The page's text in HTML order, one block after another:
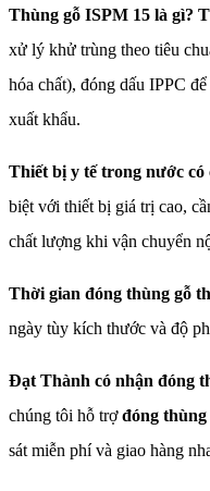
Thùng gỗ ISPM 15 là gì?
xử lý khử trùng theo tiêu
hóa chất), đóng dấu IPPC
xuất khẩu.
Thiết bị y tế trong nước có
biệt với thiết bị giá trị cao,
chất lượng khi vận chuyển
Thời gian đóng thùng gỗ
ngày tùy kích thước và độ
Đạt Thành có nhận đóng
chúng tôi hỗ trợđóng
sát miễn phí và giao hàng